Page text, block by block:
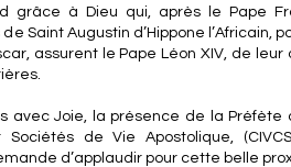
grâce à Dieu qui, après le Pape
Saint Augustin d’Hippone l’Africain,
assurent le Pape Léon XIV, de
avec Joie, la présence de la Préfète
de Vie Apostolique,
d’applaudir pour cette belle